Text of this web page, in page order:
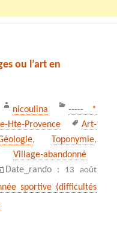
ou l’art en
Auteur
nicoulina
Catégories
----- *
Hte-Provence
Mots-
clés
Art-
, Toponymie,
Village-abandonné
Feissal et les Monges ou
Date_rando : 13 août
sportive (difficultés